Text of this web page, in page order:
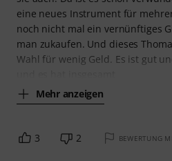
eine neues Instrument für
noch nicht mal ein vernünftiges
man zukaufen. Und dieses
Wahl für wenig Geld. Es ist gut
Mehr anzeigen
3 2 BEWERTUNG